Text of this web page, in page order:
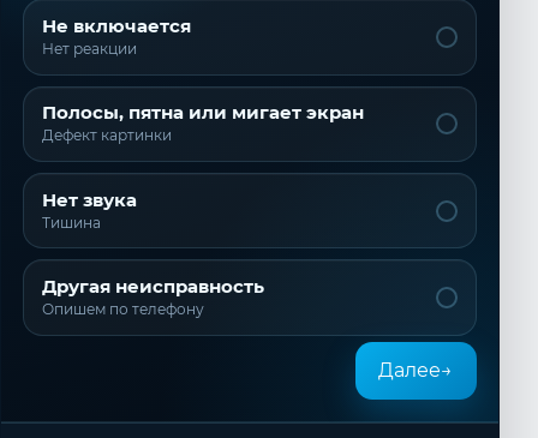
Не включается
Нет реакции
Полосы, пятна или мигает экран
Дефект картинки
Нет звука
Тишина
Другая неисправность
Опишем по телефону
Далее→